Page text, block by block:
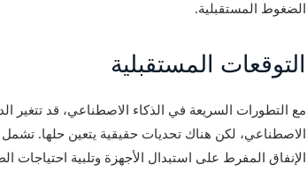
الضغوط المستقبلية.
التوقعات المستقبلية
مع التطورات السريعة في الذكاء الاصطناعي، قد تتغير
الاصطناعي، لكن هناك تحديات حقيقية يتعين حلها.
الإنفاق المفرط على استبدال الأجهزة وتلبية احتياجات